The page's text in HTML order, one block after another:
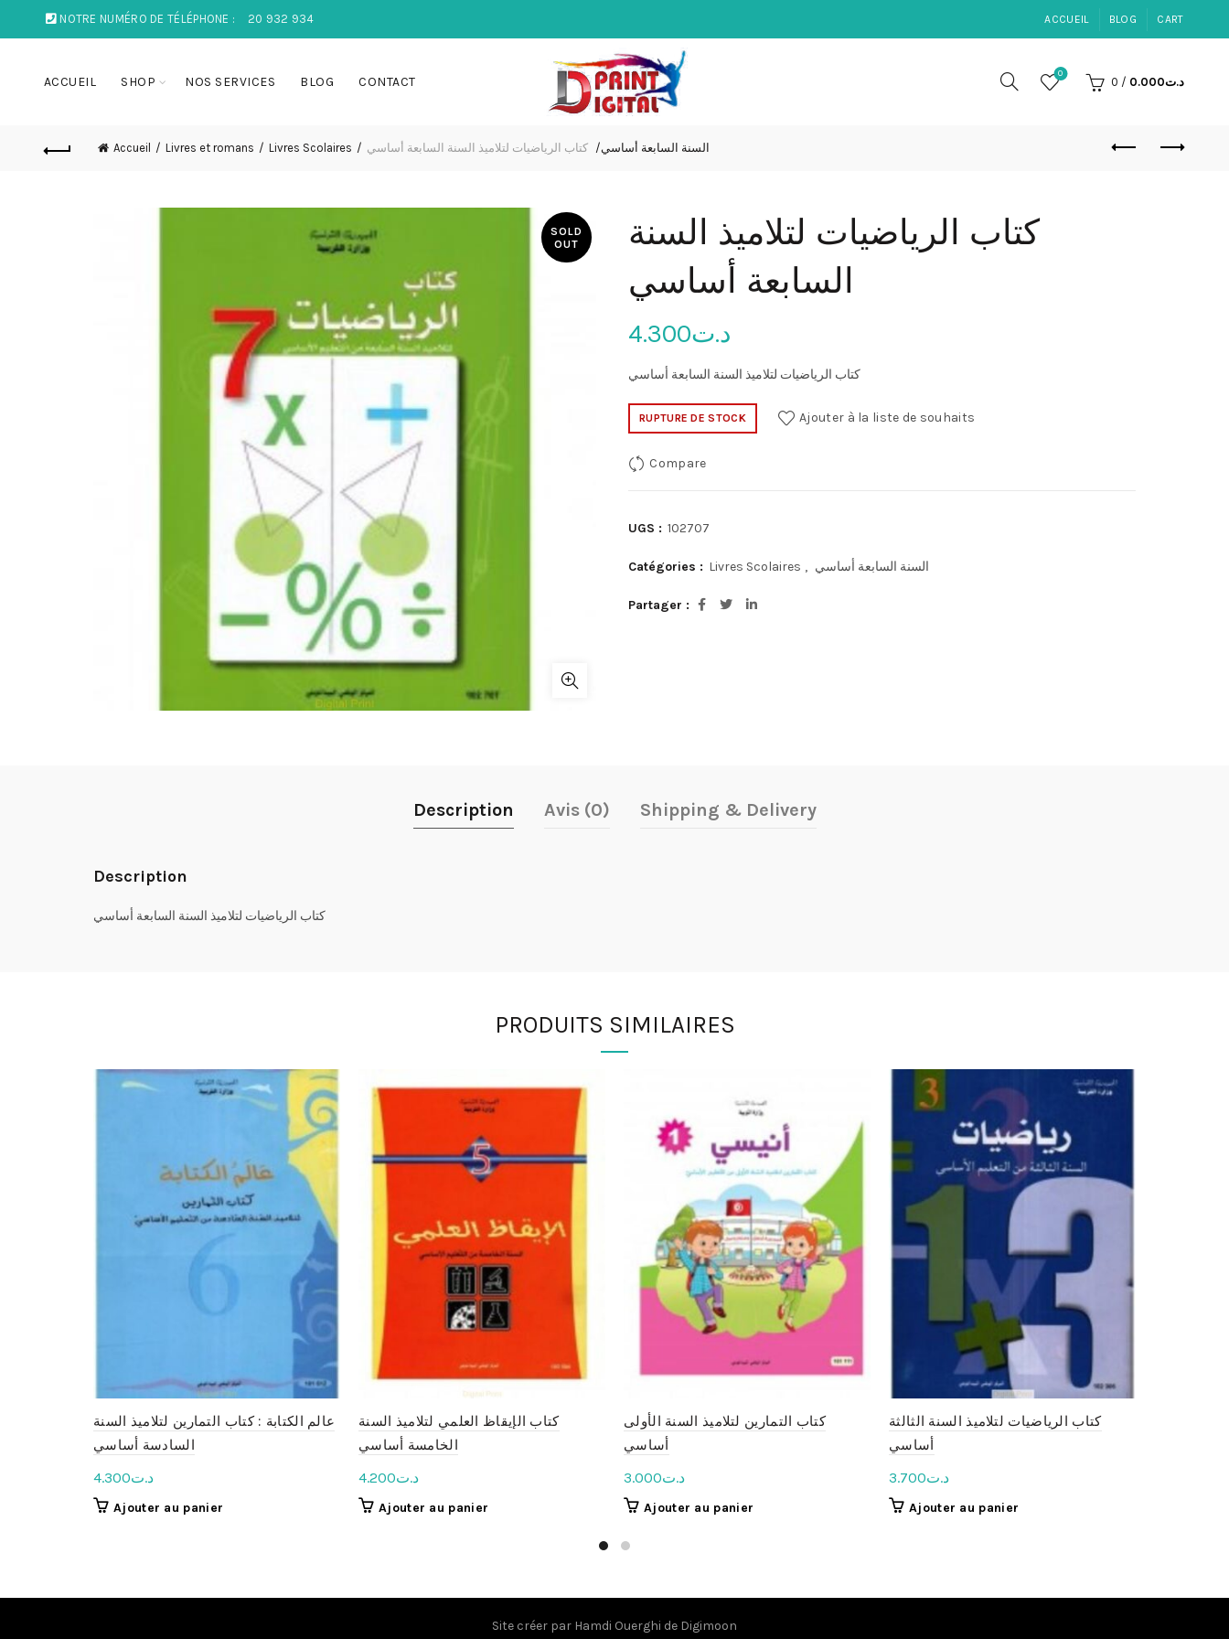
NOTRE NUMÉRO DE TÉLÉPHONE : 20 932 934 ACCUEIL BLOG CART
ACCUEIL SHOP NOS SERVICES BLOG CONTACT
0
0 / د.ت0.000
Accueil Livres et romans Livres Scolaires السنة السابعة أساسي كتاب الرياضيات لتلاميذ السنة السابعة أساسي
SOLD
OUT
كتاب الرياضيات لتلاميذ السنة
السابعة أساسي
د.ت4.300
كتاب الرياضيات لتلاميذ السنة السابعة أساسي
RUPTURE DE STOCK Ajouter à la liste de souhaits
Compare
UGS : 102707
Catégories : Livres Scolaires , السنة السابعة أساسي
Partager
Description Avis (0) Shipping & Delivery
Description
كتاب الرياضيات لتلاميذ السنة السابعة أساسي
PRODUITS SIMILAIRES
عالم الكتابة : كتاب التمارين لتلاميذ السنة
السادسة أساسي
د.ت4.300
Ajouter au panier
كتاب الإيقاظ العلمي لتلاميذ السنة
الخامسة أساسي
د.ت4.200
Ajouter au panier
كتاب التمارين لتلاميذ السنة الأولى
أساسي
د.ت3.000
Ajouter au panier
كتاب الرياضيات لتلاميذ السنة الثالثة
أساسي
د.ت3.700
Ajouter au panier
Site créer par Hamdi Ouerghi de Digimoon